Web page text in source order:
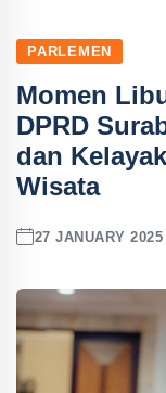
PARLEMEN
Momen
DPRD
dan
Wisata
27 JANUARY 2025